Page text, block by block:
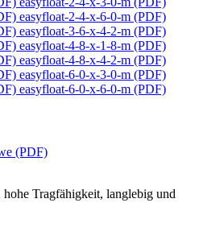
easyfloat-2-4-x-6-0-m (PDF)
easyfloat-3-6-x-4-2-m (PDF)
easyfloat-4-8-x-1-8-m (PDF)
easyfloat-4-8-x-4-2-m (PDF)
easyfloat-6-0-x-3-0-m (PDF)
easyfloat-6-0-x-6-0-m (PDF)
(PDF)
Tragfähigkeit, langlebig und